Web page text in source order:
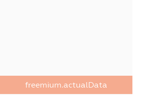
freemium.actualData